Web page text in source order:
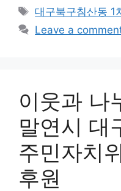
Tags
대구북구침산동 1
Leave a
이웃과 나
말연시 대
주민자치
후원